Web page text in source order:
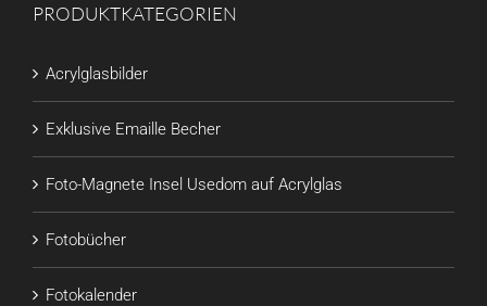
PRODUKTKATEGORIEN
Acrylglasbilder
Exklusive Emaille Becher
Foto-Magnete Insel Usedom auf Acrylglas
Fotobücher
Fotokalender